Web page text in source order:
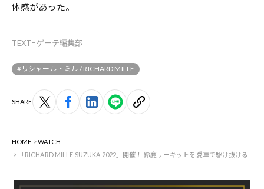
体感があった。
TEXT=ゲーテ編集部
#リシャール・ミル / RICHARD MILLE
SHARE
HOME
WATCH
「RICHARD MILLE SUZUKA 2022」開催！ 鈴鹿サーキットを愛車で駆け抜ける